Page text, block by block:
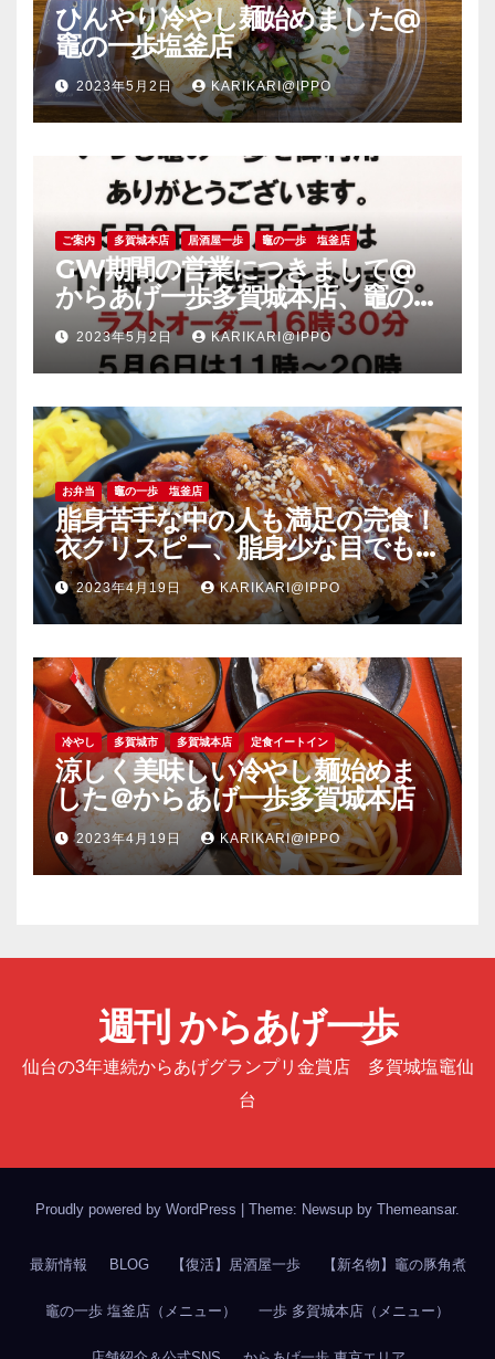
ひんやり冷やし麺始めました@
竈の一歩塩釜店
2023年5月2日 KARIKARI@IPPO
ご案内 多賀城本店 居酒屋一歩 竈の一歩 塩釜店
GW期間の営業につきまして@
からあげ一歩多賀城本店、竈の一
歩塩釜店
2023年5月2日 KARIKARI@IPPO
お弁当 竈の一歩 塩釜店
脂身苦手な中の人も満足の完食！
衣クリスピー、脂身少な目でも
旨い豚肉のソーストンカツ弁当
＠竈の一歩塩釜店
2023年4月19日 KARIKARI@IPPO
冷やし 多賀城市 多賀城本店 定食イートイン
涼しく美味しい冷やし麺始めま
した＠からあげ一歩多賀城本店
2023年4月19日 KARIKARI@IPPO
週刊 からあげ一歩
仙台の3年連続からあげグランプリ金賞店 多賀城塩竈仙
台
Proudly powered by WordPress | Theme: Newsup by Themeansar.
最新情報 BLOG 【復活】居酒屋一歩 【新名物】竈の豚角煮
竈の一歩 塩釜店（メニュー） 一歩 多賀城本店（メニュー）